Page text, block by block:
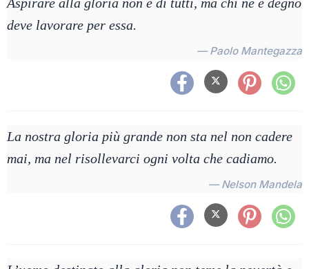
deve lavorare per essa.
— Paolo Mantegazza
La nostra gloria più grande non sta nel non cadere
mai, ma nel risollevarci ogni volta che cadiamo.
— Nelson Mandela